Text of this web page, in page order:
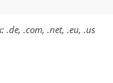
.de, .com, .net, .eu, .us